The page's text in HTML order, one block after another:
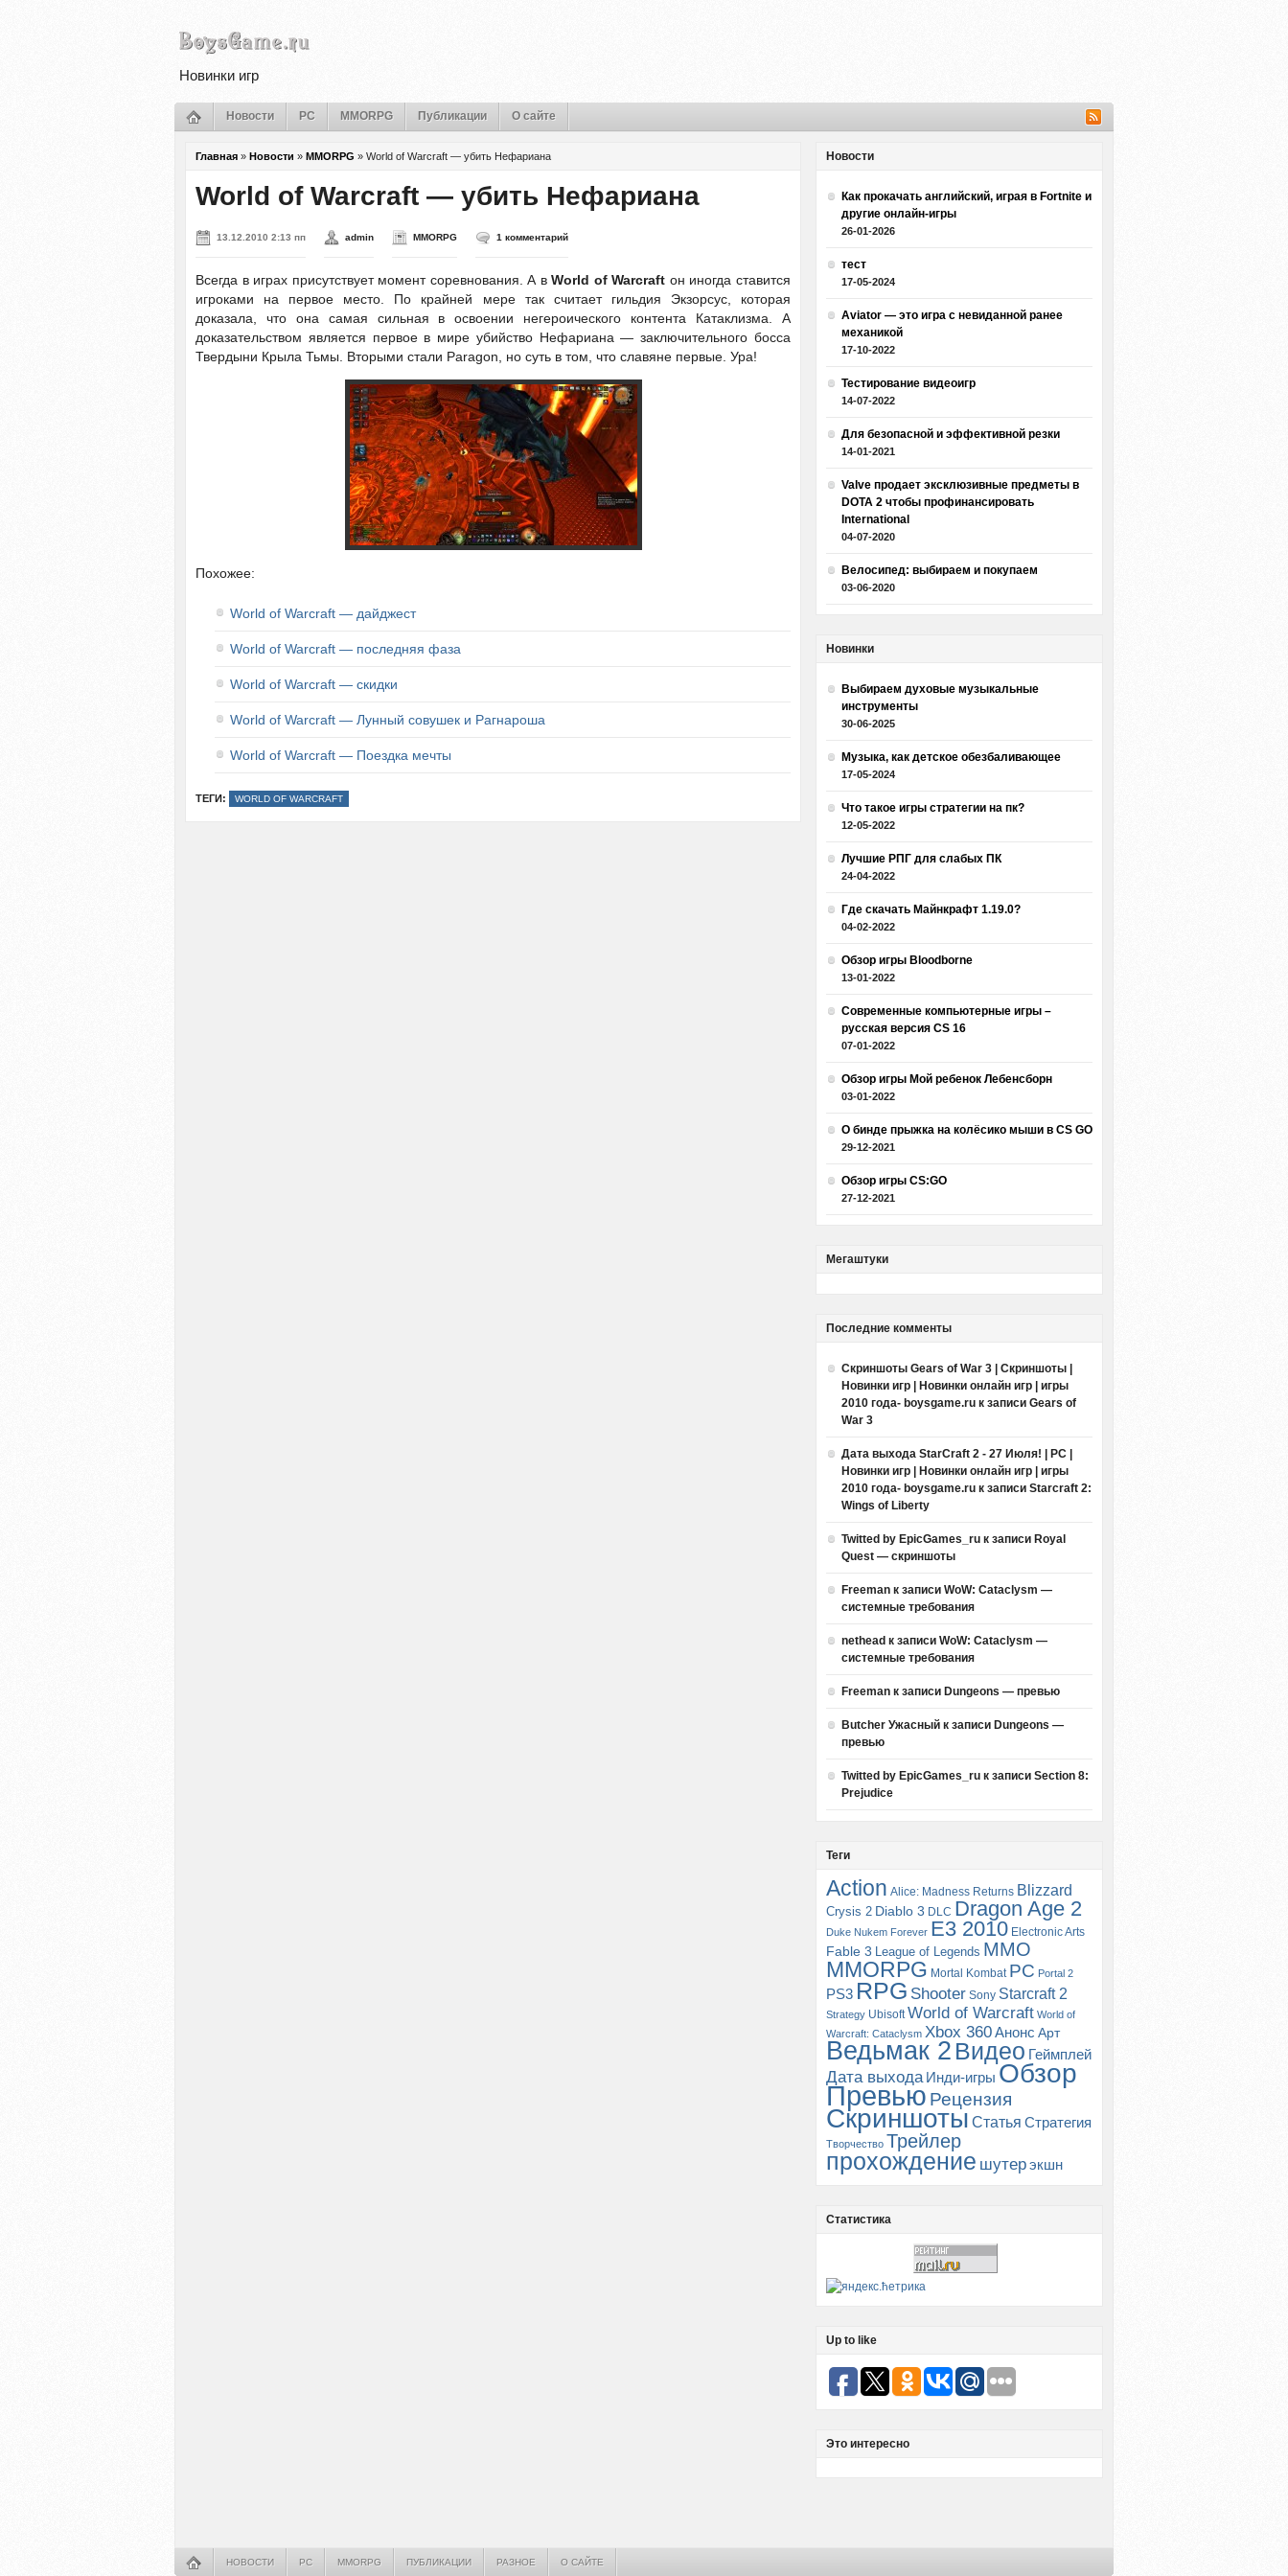
Новинки игр
Новости PC MMORPG Публикации О сайте
Главная » Новости » MMORPG » World of Warcraft — убить Нефариана
World of Warcraft — убить Нефариана
13.12.2010 2:13 пп admin MMORPG 1 комментарий
Всегда в играх присутствует момент соревнования. А вWorld of Warcraft он иногда ставится
игроками на первое место. По крайней мере так считает гильдия Экзорсус, которая
доказала, что она самая сильная в освоении негероического контента Катаклизма. А
доказательством является первое в мире убийство Нефариана — заключительного босса
Твердыни Крыла Тьмы. Вторыми стали Paragon, но суть в том, что славяне первые. Ура!
Похожее:
World of Warcraft — дайджест
World of Warcraft — последняя фаза
World of Warcraft — скидки
World of Warcraft — Лунный совушек и Рагнароша
World of Warcraft — Поездка мечты
ТЕГИ: WORLD OF WARCRAFT
Новости
Как прокачать английский, играя в Fortnite и
другие онлайн-игры
26-01-2026
тест
17-05-2024
Aviator — это игра с невиданной ранее
механикой
17-10-2022
Тестирование видеоигр
14-07-2022
Для безопасной и эффективной резки
14-01-2021
Valve продает эксклюзивные предметы в
DOTA 2 чтобы профинансировать
International
04-07-2020
Велосипед: выбираем и покупаем
03-06-2020
Новинки
Выбираем духовые музыкальные
инструменты
30-06-2025
Музыка, как детское обезбаливающее
17-05-2024
Что такое игры стратегии на пк?
12-05-2022
Лучшие РПГ для слабых ПК
24-04-2022
Где скачать Майнкрафт 1.19.0?
04-02-2022
Обзор игры Bloodborne
13-01-2022
Современные компьютерные игры –
русская версия CS 16
07-01-2022
Обзор игры Мой ребенок Лебенсборн
03-01-2022
О бинде прыжка на колёсико мыши в CS GO
29-12-2021
Обзор игры CS:GO
27-12-2021
Мегаштуки
Последние комменты
Скриншоты Gears of War 3 | Скриншоты |
Новинки игр | Новинки онлайн игр | игры
2010 года- boysgame.ru к записи Gears of
War 3
Дата выхода StarCraft 2 - 27 Июля! | PC |
Новинки игр | Новинки онлайн игр | игры
2010 года- boysgame.ru к записи Starcraft 2:
Wings of Liberty
Twitted by EpicGames_ru к записи Royal
Quest — скриншоты
Freeman к записи WoW: Cataclysm —
системные требования
nethead к записи WoW: Cataclysm —
системные требования
Freeman к записи Dungeons — превью
Butcher Ужасный к записи Dungeons —
превью
Twitted by EpicGames_ru к записи Section 8:
Prejudice
Теги
Action Alice: Madness Returns Blizzard
Crysis 2 Diablo 3 DLC Dragon Age 2
Duke Nukem Forever E3 2010 Electronic Arts
Fable 3 League of Legends MMO
MMORPG Mortal Kombat PC Portal 2
PS3 RPG Shooter Sony Starcraft 2
Strategy Ubisoft World of Warcraft World of
Warcraft: Cataclysm Xbox 360Анонс Арт
Ведьмак 2 Видео Геймплей
Дата выхода Инди-игры Обзор
Превью Рецензия
Скриншоты Статья Стратегия
Творчество Трейлер
прохождение шутерэкшн
Статистика
Up to like
Это интересно
НОВОСТИ PC MMORPG ПУБЛИКАЦИИ РАЗНОЕ О САЙТЕ